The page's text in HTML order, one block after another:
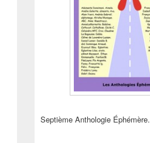
Septième Anthologie Éphémère.